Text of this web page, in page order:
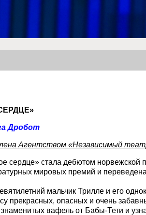
Дробот
Агентством «Независимый
сердце» стала дебютом норвежской
мировых премий и
мальчик Трилле и его
прекрасных, опасных и очень
знаменитых вафель от Бабы-Тети и